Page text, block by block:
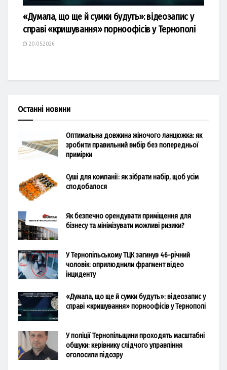
«Думала, що ще й сумки будуть»: відеозапис у
справі «кришування» порноофісів у Тернополі
20.05.2026
Останні новини
Оптимальна довжина жіночого ланцюжка: як
зробити правильний вибір без попередньої
примірки
Суші для компанії: як зібрати набір, щоб усім
сподобалося
Як безпечно орендувати приміщення для
бізнесу та мінімізувати можливі ризики?
У Тернопільському ТЦК загинув 46-річний
чоловік: оприлюднили фрагмент відео
інциденту
«Думала, що ще й сумки будуть»: відеозапис у
справі «кришування» порноофісів у Тернополі
У поліції Тернопільщини проходять масштабні
обшуки: керівнику слідчого управління
оголосили підозру